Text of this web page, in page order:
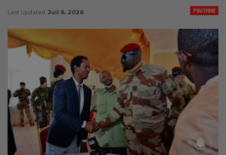
POLITIQUE
Last Updated Juil 6, 2026